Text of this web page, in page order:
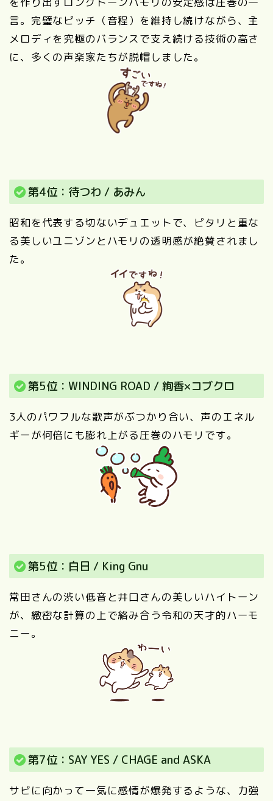
言。完璧なピッチ（音程）を維持し続けながら、主
メロディを究極のバランスで支え続ける技術の高さ
に、多くの声楽家たちが脱帽しました。
第4位：待つわ / あみん
昭和を代表する切ないデュエットで、ピタリと重な
る美しいユニゾンとハモリの透明感が絶賛されまし
た。
第5位：WINDING ROAD / 絢香×コブクロ
3人のパワフルな歌声がぶつかり合い、声のエネル
ギーが何倍にも膨れ上がる圧巻のハモリです。
第5位：白日 / King Gnu
常田さんの渋い低音と井口さんの美しいハイトーン
が、緻密な計算の上で絡み合う令和の天才的ハーモ
ニー。
第7位：SAY YES / CHAGE and ASKA
サビに向かって一気に感情が爆発するような、力強